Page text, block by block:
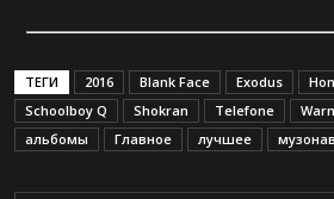
ТЕГИ 2016 Blank Face Exodus
Schoolboy Q
Shokran Telefone
альбомы
Главное лучшее